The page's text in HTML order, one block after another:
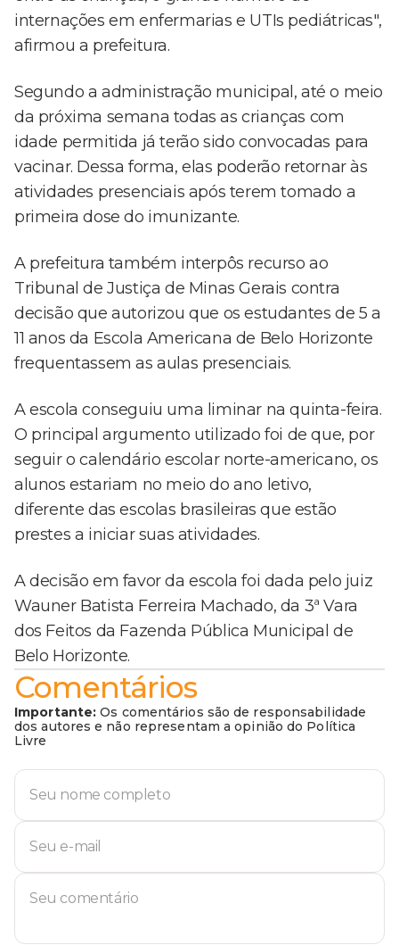
internações em enfermarias e UTIs pediátricas",
afirmou a prefeitura.
Segundo a administração municipal, até o meio
da próxima semana todas as crianças com
idade permitida já terão sido convocadas para
vacinar. Dessa forma, elas poderão retornar às
atividades presenciais após terem tomado a
primeira dose do imunizante.
A prefeitura também interpôs recurso ao
Tribunal de Justiça de Minas Gerais contra
decisão que autorizou que os estudantes de 5 a
11 anos da Escola Americana de Belo Horizonte
frequentassem as aulas presenciais.
A escola conseguiu uma liminar na quinta-feira.
O principal argumento utilizado foi de que, por
seguir o calendário escolar norte-americano, os
alunos estariam no meio do ano letivo,
diferente das escolas brasileiras que estão
prestes a iniciar suas atividades.
A decisão em favor da escola foi dada pelo juiz
Wauner Batista Ferreira Machado, da 3ª Vara
dos Feitos da Fazenda Pública Municipal de
Belo Horizonte.
Comentários
Importante: Os comentários são de responsabilidade
dos autores e não representam a opinião do Política
Livre